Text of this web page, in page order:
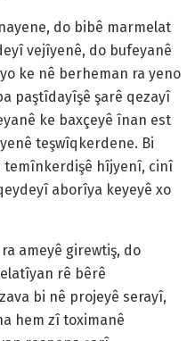
do bibê marmelat
vejîyenê, do bufeyanê
ke nê berheman ra yeno
paştîdayîşê şarê qezayî
ke baxçeyê înan est
teşwîqkerdene. Bi
temînkerdişê hîjyenî, cinî
aborîya keyeyê xo
ameyê girewtiş, do
rê bêrê
bi nê projeyê serayî,
hem zî toximanê